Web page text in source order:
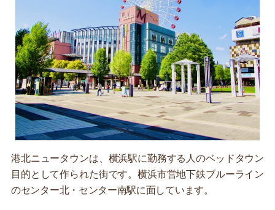
港北ニュータウンは、横浜駅に勤務する人のベッドタウン
目的として作られた街です。横浜市営地下鉄ブルーライン
のセンター北・センター南駅に面しています。